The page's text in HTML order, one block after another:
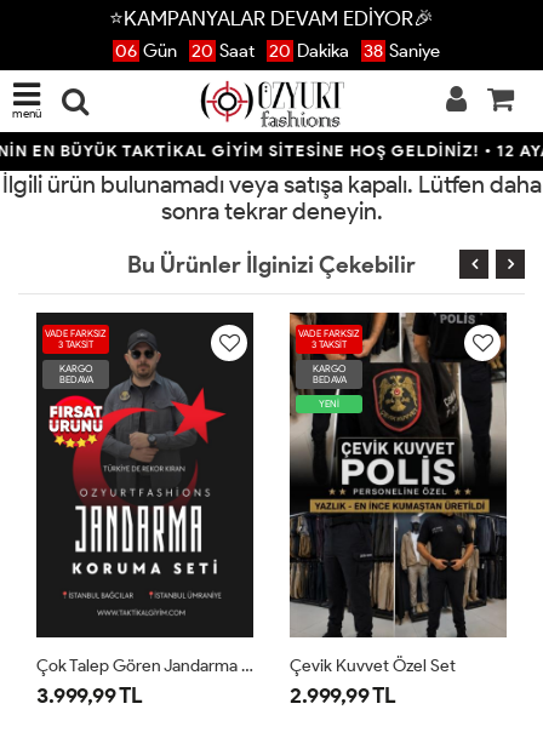
⭐KAMPANYALAR DEVAM EDİYOR🎉
06 Gün 20 Saat 20 Dakika 38 Saniye
menü
EN BÜYÜK TAKTİKAL GİYİM SİTESİNE HOŞ GELDİNİZ! • 12
İlgili ürün bulunamadı veya satışa kapalı. Lütfen daha
sonra tekrar deneyin.
Bu Ürünler İlginizi Çekebilir
VADE FARKSIZ
3 TAKSİT
KARGO
BEDAVA
Çok Talep Gören Jandarma Kombini
3.999,99 TL
VADE FARKSIZ
3 TAKSİT
KARGO
BEDAVA
YENİ
Çevik Kuvvet Özel Set
2.999,99 TL